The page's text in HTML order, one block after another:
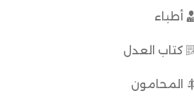
أطباء
كتاب العدل
المحامون